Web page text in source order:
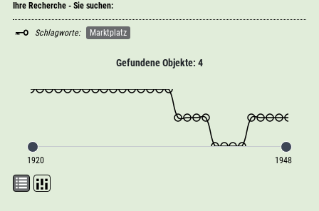
Gefundene Objekte: 4
1920 1948
Ihre Recherche - Sie suchen:
Schlagworte: Marktplatz